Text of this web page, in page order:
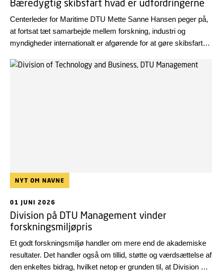
Bæredygtig skibsfart hvad er udfordringerne
Centerleder for Maritime DTU Mette Sanne Hansen peger på,
at fortsat tæt samarbejde mellem forskning, industri og
myndigheder internationalt er afgørende for at gøre skibsfarten
fremtiden.
NYT OM NAVNE
01 JUNI 2026
Division på DTU Management vinder
forskningsmiljøpris
Et godt forskningsmiljø handler om mere end de akademiske
resultater. Det handler også om tillid, støtte og værdsættelse af
den enkeltes bidrag, hvilket netop er grunden til, at Division of